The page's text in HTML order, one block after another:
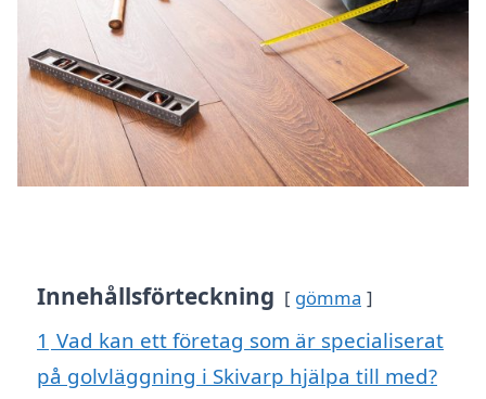
Innehållsförteckning gömma
1 Vad kan ett företag som är specialiserat
på golvläggning i Skivarp hjälpa till med?